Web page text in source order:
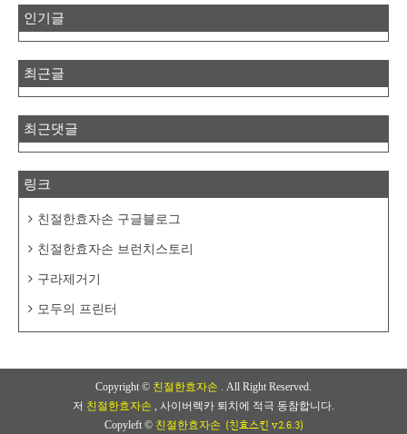
인기글
최근글
최근댓글
링크
친절한효자손 구글블로그
친절한효자손 브런치스토리
구라제거기
모두의 프린터
Copyright © 친절한효자손
. All Right Reserved.
저 친절한효자손
, 사이버렉카 퇴치에 적극 동참합니다.
Copyleft © 친절한효자손 (친효스킨 v2.6.3)